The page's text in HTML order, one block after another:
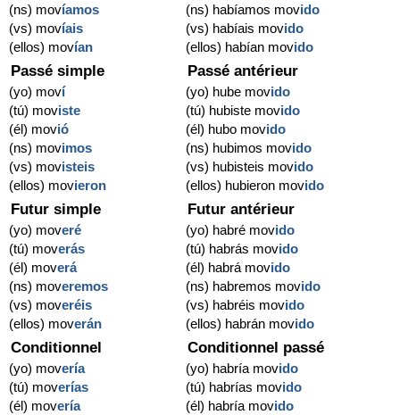
(ns) movíamos
(vs) movíais
(ellos) movían
(ns) habíamos movido
(vs) habíais movido
(ellos) habían movido
Passé simple
(yo) moví
(tú) moviste
(él) movió
(ns) movimos
(vs) movisteis
(ellos) movieron
Passé antérieur
(yo) hube movido
(tú) hubiste movido
(él) hubo movido
(ns) hubimos movido
(vs) hubisteis movido
(ellos) hubieron movido
Futur simple
(yo) moveré
(tú) moverás
(él) moverá
(ns) moveremos
(vs) moveréis
(ellos) moverán
Futur antérieur
(yo) habré movido
(tú) habrás movido
(él) habrá movido
(ns) habremos movido
(vs) habréis movido
(ellos) habrán movido
Conditionnel
(yo) movería
(tú) moverías
(él) movería
Conditionnel passé
(yo) habría movido
(tú) habrías movido
(él) habría movido